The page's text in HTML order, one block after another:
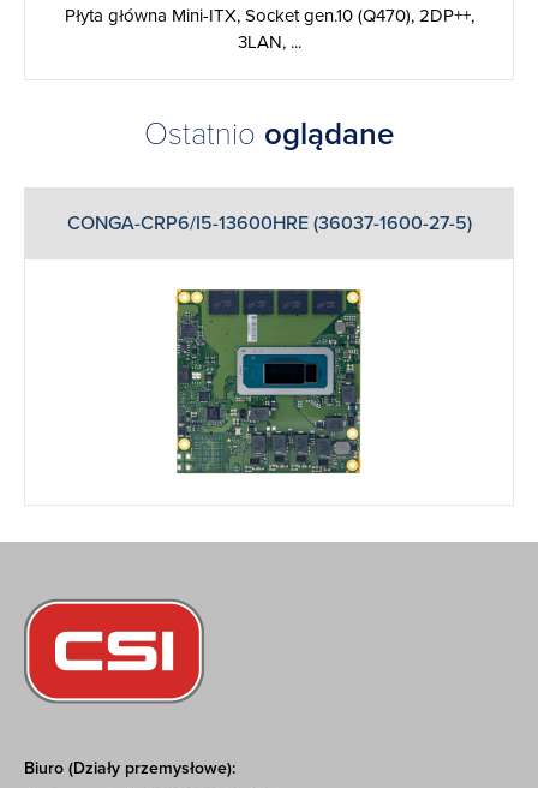
Płyta główna Mini-ITX, Socket gen.10 (Q470), 2DP++,
3LAN, ...
Ostatnio oglądane
CONGA-CRP6/I5-13600HRE (36037-1600-27-5)
Biuro (Działy przemysłowe):